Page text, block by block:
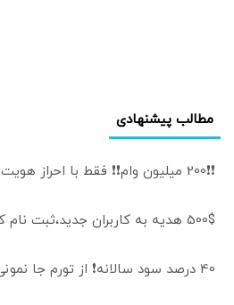
مطالب پیشنهادی
❗❗200 میلیون وام❗❗ فقط با احراز هویت
500$ هدیه به کاربران جدید،ثبت نام کن
40 درصد سود سالانه❗ از تورم جا نمونی😲